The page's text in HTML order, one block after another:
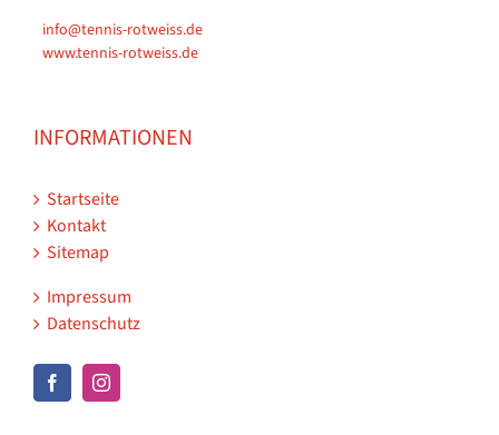
info@tennis-rotweiss.de
www.tennis-rotweiss.de
INFORMATIONEN
Startseite
Kontakt
Sitemap
Impressum
Datenschutz